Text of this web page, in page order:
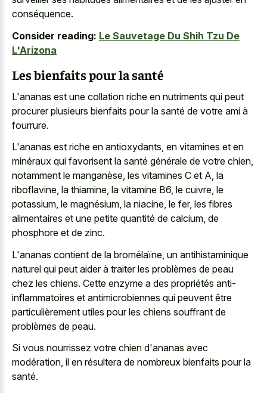
conséquence.
Consider reading: Le Sauvetage Du Shih Tzu De
L'Arizona
Les bienfaits pour la santé
L'ananas est une collation riche en nutriments qui peut
procurer plusieurs bienfaits pour la santé de votre ami à
fourrure.
L'ananas est riche en antioxydants, en vitamines et en
minéraux qui favorisent la santé générale de votre chien,
notamment le manganèse, les vitamines C et A, la
riboflavine, la thiamine, la vitamine B6, le cuivre, le
potassium, le magnésium, la niacine, le fer, les fibres
alimentaires et une petite quantité de calcium, de
phosphore et de zinc.
L'ananas contient de la bromélaïne, un antihistaminique
naturel qui peut aider à traiter les problèmes de peau
chez les chiens. Cette enzyme a des propriétés anti-
inflammatoires et antimicrobiennes qui peuvent être
particulièrement utiles pour les chiens souffrant de
problèmes de peau.
Si vous nourrissez votre chien d'ananas avec
modération, il en résultera de nombreux bienfaits pour la
santé.